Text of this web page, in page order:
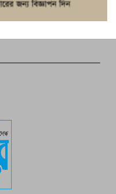
এ ফোন, ফরিদগঞ্জে
উদ্ধার